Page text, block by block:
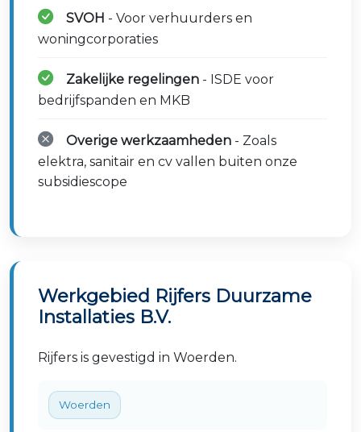
SVOH - Voor verhuurders en
woningcorporaties
Zakelijke regelingen - ISDE voor
bedrijfspanden en MKB
Overige werkzaamheden - Zoals
elektra, sanitair en cv vallen buiten onze
subsidiescope
Werkgebied Rijfers Duurzame
Installaties B.V.
Rijfers is gevestigd in Woerden.
Woerden